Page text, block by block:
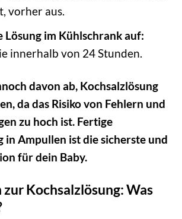
vorher aus.
Lösung im Kühlschrank auf:
innerhalb von 24 Stunden.
davon ab, Kochsalzlösung
da das Risiko von Fehlern und
zu hoch ist. Fertige
in Ampullen ist die sicherste und
für dein Baby.
Kochsalzlösung: Was